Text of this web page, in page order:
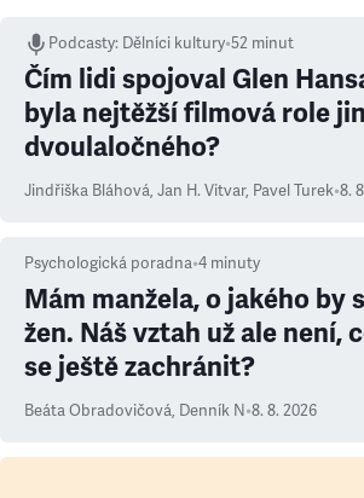
Podcasty: Dělníci kultury•52 minut
Čím lidi spojoval Glen
byla nejtěžší filmová role
dvoulaločného?
Jindřiška Bláhová, Jan H. Vitvar, Pavel Turek•8.
Psychologická poradna•4 minuty
Mám manžela, o jakého by
žen. Náš vztah už ale není,
se ještě zachránit?
Beáta Obradovičová, Denník N•8. 8. 2026